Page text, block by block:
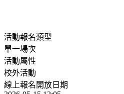
活動報名類型
單一場次
活動屬性
校外活動
線上報名開放日期